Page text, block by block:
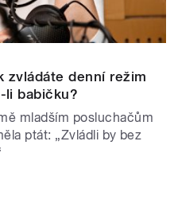
zvládáte denní režim
li babičku?
mladším posluchačům
ptát: „Zvládli by bez